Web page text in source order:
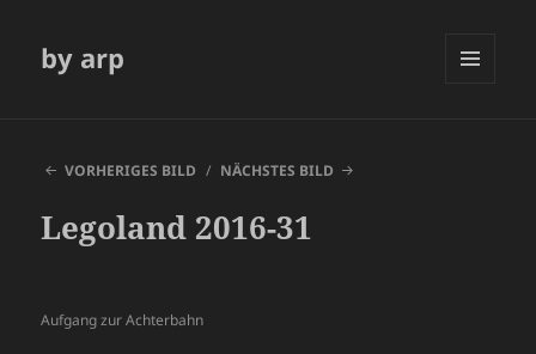
by arp
VORHERIGES BILD
NÄCHSTES BILD
Legoland 2016-31
Aufgang zur Achterbahn